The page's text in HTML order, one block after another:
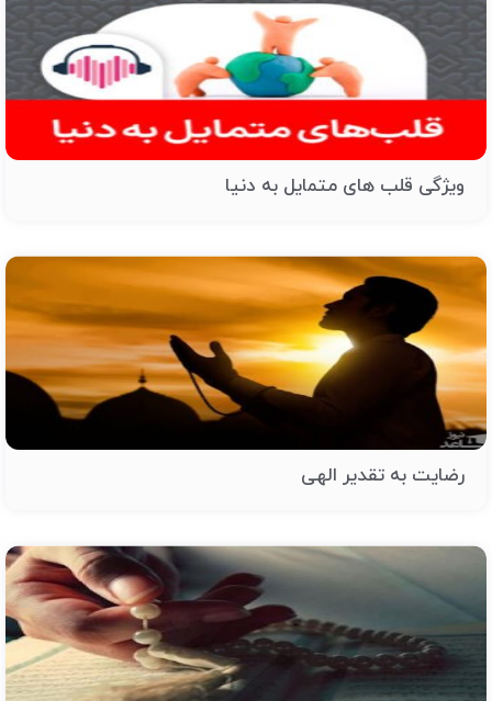
ویژگی قلب های متمایل به دنیا
رضایت به تقدیر الهی